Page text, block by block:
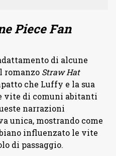
Piece Fan
di alcune
romanzo Straw Hat
che Luffy e la sua
vite di comuni abitanti
narrazioni
unica, mostrando come
influenzato le vite
di passaggio.